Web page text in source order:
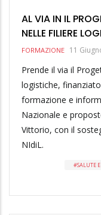
AL VIA IN IL
NELLE FILIERE
FORMAZIONE 11
Prende il via il
logistiche, finanziato
formazione e
Nazionale e
Vittorio, con il
NIdiL.
SALUTE